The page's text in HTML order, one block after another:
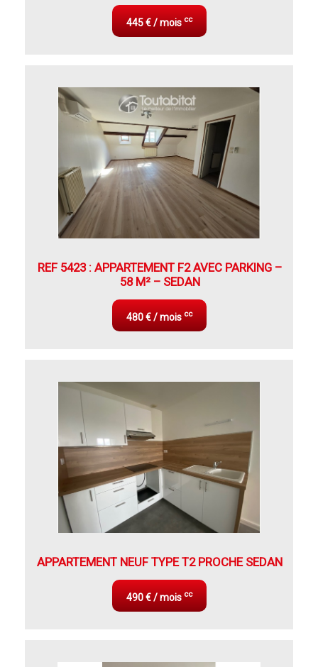
445 € / mois cc
REF 5423 : APPARTEMENT F2 AVEC PARKING –
58 M² – SEDAN
480 € / mois cc
APPARTEMENT NEUF TYPE T2 PROCHE SEDAN
490 € / mois cc